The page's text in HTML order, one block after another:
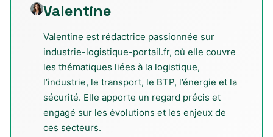
Valentine
Valentine est rédactrice passionnée sur
industrie-logistique-portail.fr, où elle couvre
les thématiques liées à la logistique,
l’industrie, le transport, le BTP, l’énergie et la
sécurité. Elle apporte un regard précis et
engagé sur les évolutions et les enjeux de
ces secteurs.